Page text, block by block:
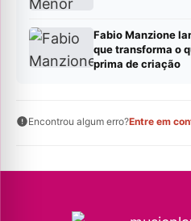
Fabio Manzione
que transforma o
prima de criação
Encontrou algum erro?Entre em